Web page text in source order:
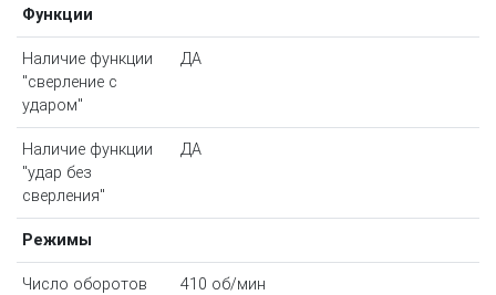
Функции
Наличие функции
"сверление с
ударом"
ДА
Наличие функции
"удар без
сверления"
ДА
Режимы
Число оборотов 410 об/мин